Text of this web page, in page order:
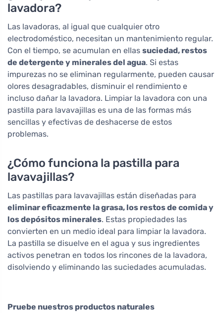
lavadora?
Las lavadoras, al igual que cualquier otro
electrodoméstico, necesitan un mantenimiento regular.
Con el tiempo, se acumulan en ellas suciedad, restos
de detergente y minerales del agua. Si estas
impurezas no se eliminan regularmente, pueden causar
olores desagradables, disminuir el rendimiento e
incluso dañar la lavadora. Limpiar la lavadora con una
pastilla para lavavajillas es una de las formas más
sencillas y efectivas de deshacerse de estos
problemas.
¿Cómo funciona la pastilla para
lavavajillas?
Las pastillas para lavavajillas están diseñadas para
eliminar eficazmente la grasa, los restos de comida y
los depósitos minerales. Estas propiedades las
convierten en un medio ideal para limpiar la lavadora.
La pastilla se disuelve en el agua y sus ingredientes
activos penetran en todos los rincones de la lavadora,
disolviendo y eliminando las suciedades acumuladas.
Pruebe nuestros productos naturales